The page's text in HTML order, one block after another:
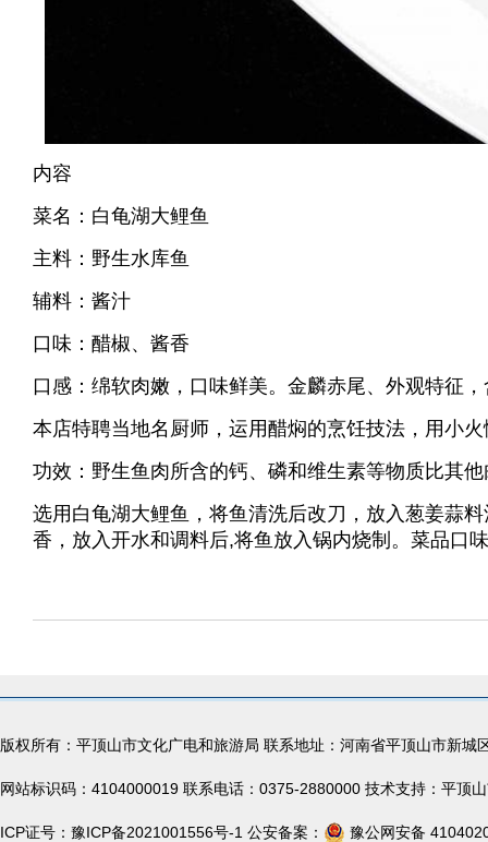
内容
菜名：白龟湖大鲤鱼
主料：野生水库鱼
辅料：酱汁
口味：醋椒、酱香
口感：绵软肉嫩，口味鲜美。金麟赤尾、外观特征
本店特聘当地名厨师，运用醋焖的烹饪技法，用小
功效：野生鱼肉所含的钙、磷和维生素等物质比其
选用白龟湖大鲤鱼，将鱼清洗后改刀，放入葱姜蒜
香，放入开水和调料后,将鱼放入锅内烧制。菜品口
版权所有：平顶山市文化广电和旅游局 联系地址：河南省平顶山市新城
网站标识码：4104000019 联系电话：0375-2880000 技术支持：平顶
ICP证号： 豫ICP备2021001556号-1 公安备案： 豫公网安备